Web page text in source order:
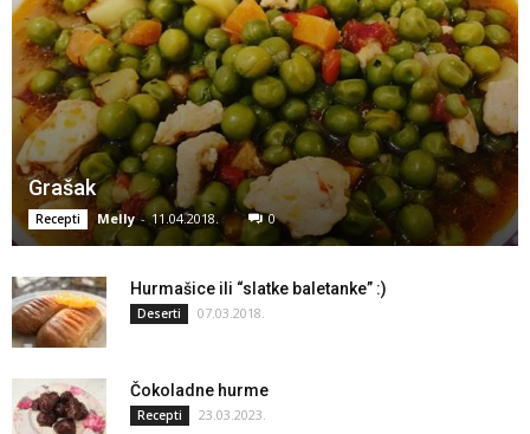
Grašak
Recepti Melly - 11.04.2018. 0
Hurmašice ili “slatke baletanke” :)
Deserti 07.03.2018.
Čokoladne hurme
Recepti 23.03.2023.